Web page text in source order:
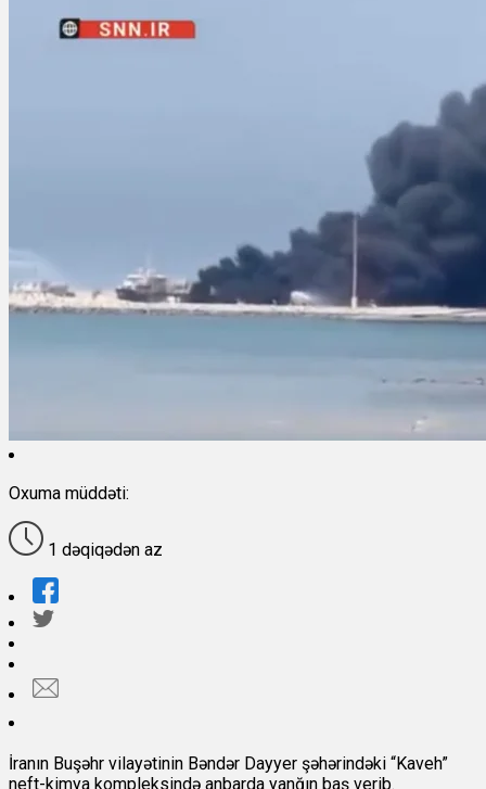
Oxuma müddəti:
1 dəqiqədən az
İranın Buşəhr vilayətinin Bəndər Dayyer şəhərindəki “Kaveh”
neft-kimya kompleksində anbarda yanğın baş verib.